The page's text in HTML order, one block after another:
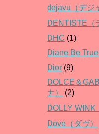
dejavu（デジ
DENTISTE（
DHC (1)
Diane Be
Dior (9)
DOLCE＆
ナ）
(2)
DOLLY WINK
Dove（ダヴ）